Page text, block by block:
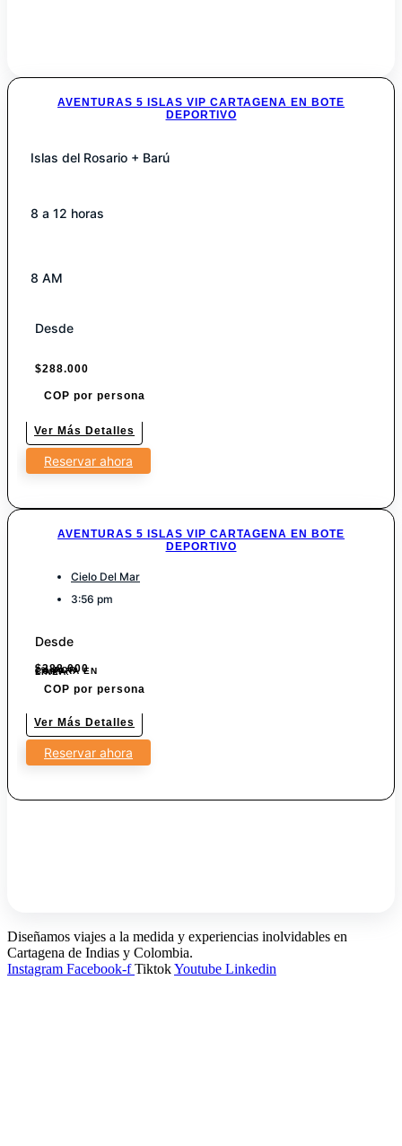
AVENTURAS 5 ISLAS VIP CARTAGENA EN BOTE
DEPORTIVO
Islas del Rosario + Barú
8 a 12 horas
8 AM
Desde
$288.000
COP por persona
Ver Más Detalles
Reservar ahora
AVENTURAS 5 ISLAS VIP CARTAGENA EN BOTE
DEPORTIVO
Cielo Del Mar
3:56 pm
Desde
$288.000
7% POR COMPRA EN LINEA.
COP por persona
Ver Más Detalles
Reservar ahora
Diseñamos viajes a la medida y experiencias inolvidables en
Cartagena de Indias y Colombia.
Instagram Facebook-f TiktokYoutube Linkedin